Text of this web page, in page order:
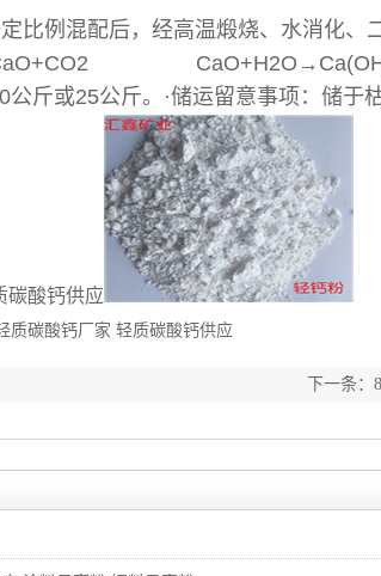
比例混配后，经高温煅烧、水消化
公斤或25公斤。·储运留意事项：储
酸钙供应
质碳酸钙厂家 轻质碳酸钙供应
下一条：